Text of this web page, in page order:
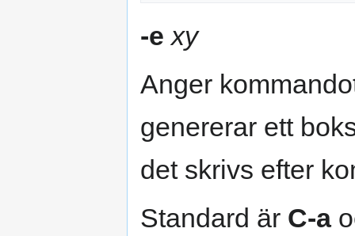
-e xy
Anger
genererar ett
det skrivs efter
Standard är C-a